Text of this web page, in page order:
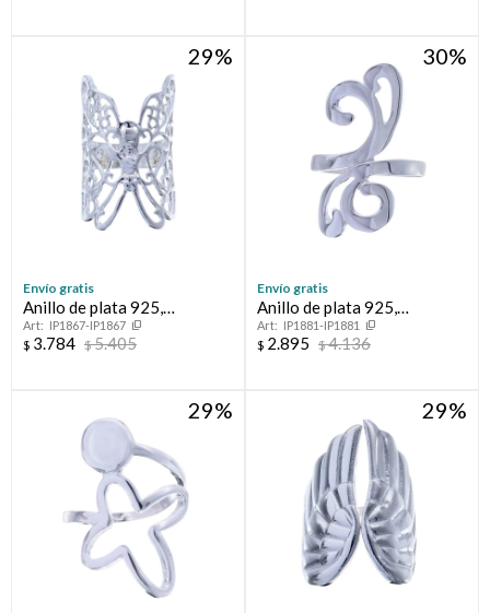
29
Envío gratis
Anillo de plata 925,
MARIPOSA.
IP1867-IP1867
$ 3.784 $5.405
30
Envío gratis
Anillo de plata 925,
CLEOPATRA.
IP1881-IP1881
$ 2.895 $4.136
29 29